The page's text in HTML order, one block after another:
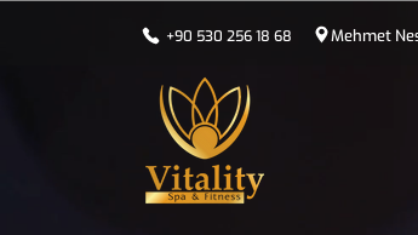
+90 530 256 18 68 Mehmet